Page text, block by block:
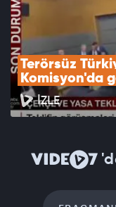
Terörsüz
Komisyon'da
İZLE